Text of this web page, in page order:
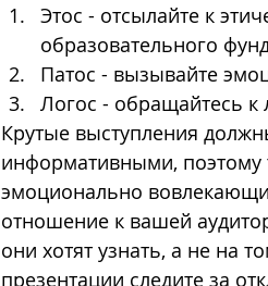
Этос - отсылайте к
образовательного
Патос - вызывайте
Логос - обращайтесь к
Крутые выступления
информативными,
эмоционально
отношение к вашей
они хотят узнать, а не на
презентации следите за